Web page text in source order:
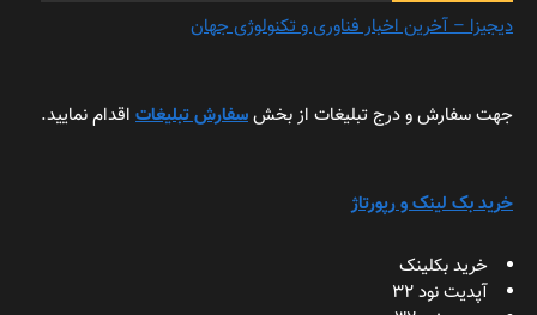
دیجیزا – آخرین اخبار فناوری و تکنولوژی جهان
جهت سفارش و درج تبلیغات از بخشسفارش تبلیغات اقدام نمایید.
خرید بک لینک و رپورتاژ
خرید بکلینک
آپدیت نود 32